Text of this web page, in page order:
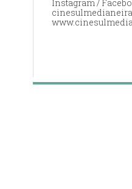
Instagram /
cinesulmedianeira